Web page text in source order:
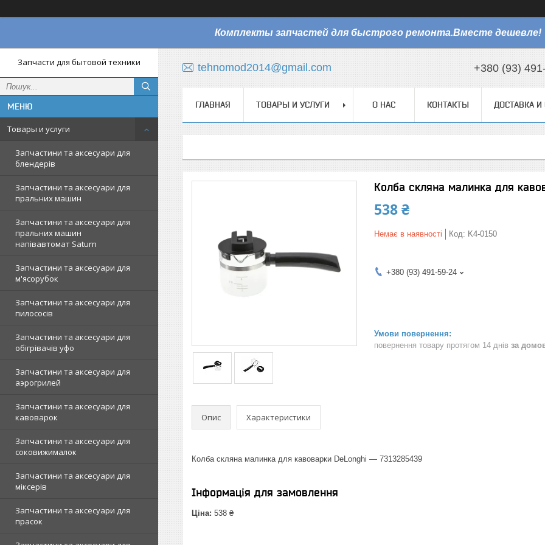
Комплекты запчастей для быстрого ремонта.Вместе дешевле!
Запчасти для бытовой техники
Товары и услуги
Запчастини та аксесуари для
блендерів
Запчастини та аксесуари для
пральних машин
Запчастини та аксесуари для
пральних машин
напівавтомат Saturn
Запчастини та аксесуари для
м'ясорубок
Запчастини та аксесуари для
пилососів
Запчастини та аксесуари для
обігрівачів уфо
Запчастини та аксесуари для
аэрогрилей
Запчастини та аксесуари для
кавоварок
Запчастини та аксесуари для
соковижималок
Запчастини та аксесуари для
міксерів
Запчастини та аксесуари для
прасок
tehnomod2014@gmail.com +380 (93)
ГЛАВНАЯ ТОВАРЫ И УСЛУГИ О НАС КОНТАКТЫ ДОСТАВКА И
Колба скляна малинка для
538 ₴
Немає в наявності Код: K4-0150
+380 (93) 491-59-24
повернення товару протягом 14 днів за
Опис Характеристики
Колба скляна малинка для кавоварки DeLonghi — 7313285439
Інформація для замовлення
Ціна: 538 ₴